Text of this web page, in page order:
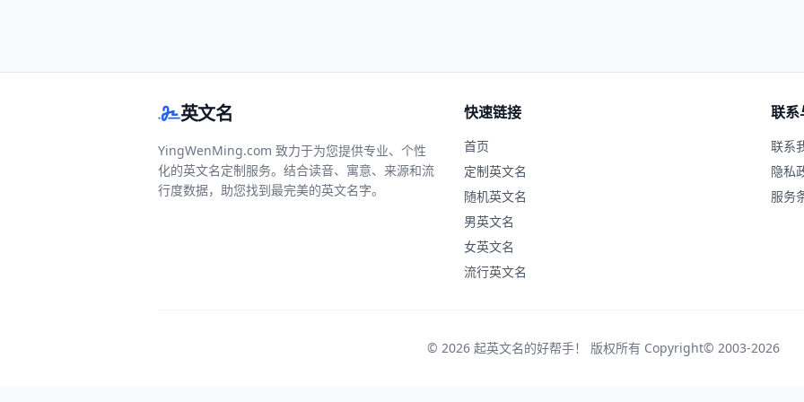
英文名
YingWenMing.com 致力于为您提供专业、个性
化的英文名定制服务。结合读音、寓意、来源和流
行度数据，助您找到最完美的英文名字。
快速链接
首页
定制英文名
随机英文名
男英文名
女英文名
流行英文名
联系
联系
隐私
服务
© 2026 起英文名的好帮手！ 版权所有 Copyright© 2003-2026